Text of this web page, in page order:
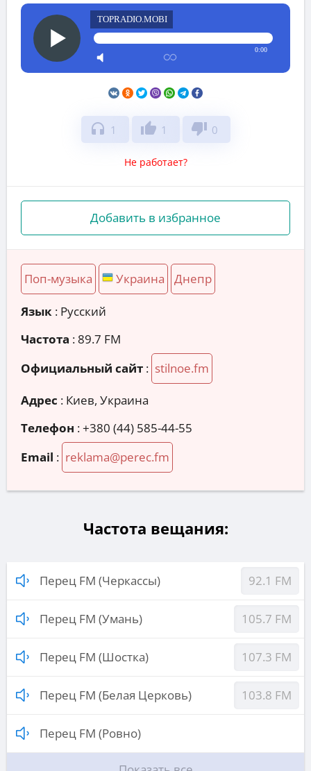
TOPRADIO.MOBI
0:00
headphones 1 thumb_up 1 thumb_down 0
Не работает?
Добавить в избранное
Поп-музыка Украина Днепр
Язык : Русский
Частота : 89.7 FM
Официальный сайт : stilnoe.fm
Адрес : Киев, Украина
Телефон :+380 (44) 585-44-55
Email : reklama@perec.fm
Частота вещания:
Перец FM (Черкассы) 92.1 FM
Перец FM (Умань) 105.7 FM
Перец FM (Шостка) 107.3 FM
Перец FM (Белая Церковь) 103.8 FM
Перец FM (Ровно)